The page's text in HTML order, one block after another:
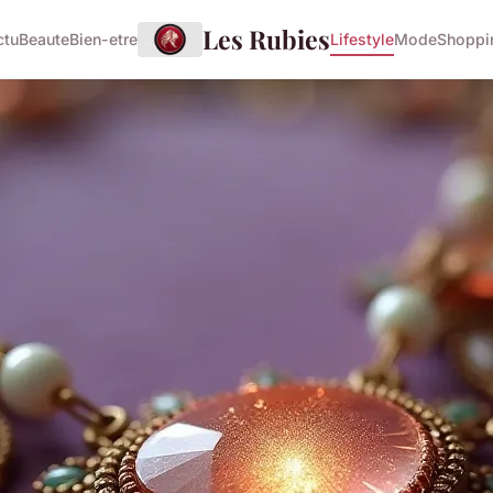
BeauteBien-etre Les RubiesLifestyleMode